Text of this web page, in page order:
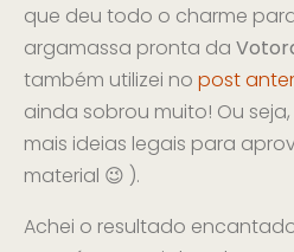
que deu todo o charme
argamassa pronta da
também utilizei no post
ainda sobrou muito! Ou
mais ideias legais para
material 😉 ).
Achei o resultado